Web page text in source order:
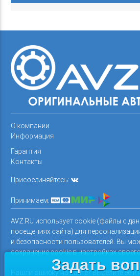
О компании
Информация
Гарантия
Контакты
Присоединяйтесь:
Принимаем:
AVZ.RU использует cookie (файлы с
посещениях сайта) для
и безопасности пользователей. Вы
сохранение cookie в настройках
Нашли ошибку на сайте? Выделите ее и
Задать